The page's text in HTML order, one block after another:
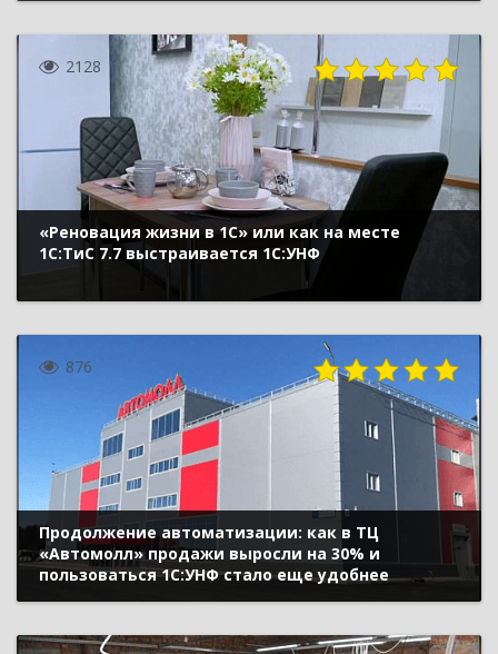
2128
«Реновация жизни в 1С» или как на месте
1С:ТиС 7.7 выстраивается 1С:УНФ
876
Продолжение автоматизации: как в ТЦ
«Автомолл» продажи выросли на 30% и
пользоваться 1С:УНФ стало еще удобнее